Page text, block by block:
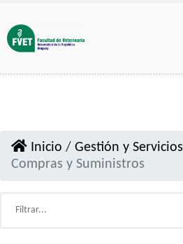
Inicio / Gestión y Servicios
Compras y Suministros